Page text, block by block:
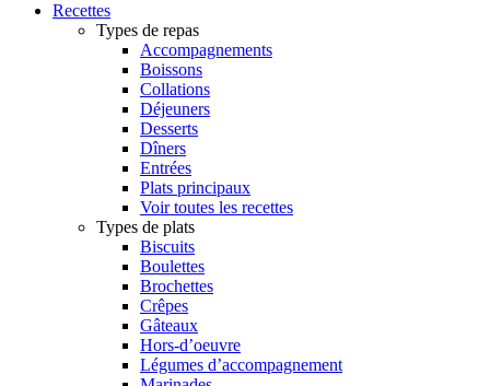
Recettes
Types de repas
Accompagnements
Boissons
Collations
Déjeuners
Desserts
Dîners
Entrées
Plats principaux
Voir toutes les recettes
Types de plats
Biscuits
Boulettes
Brochettes
Crêpes
Gâteaux
Hors-d’oeuvre
Légumes d’accompagnement